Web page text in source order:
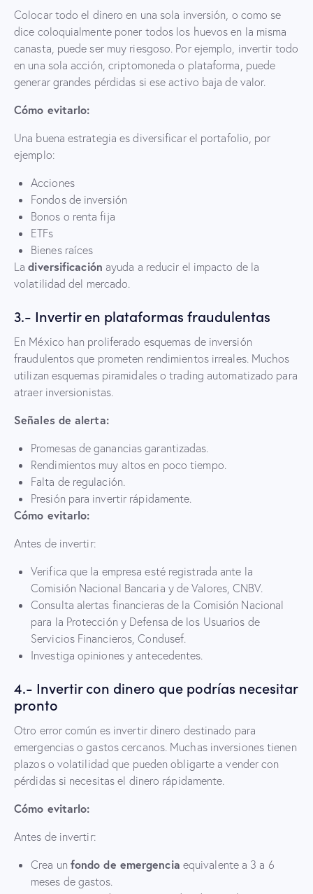
Colocar todo el dinero en una sola inversión, o como se
dice coloquialmente poner todos los huevos en la misma
canasta, puede ser muy riesgoso. Por ejemplo, invertir todo
en una sola acción, criptomoneda o plataforma, puede
generar grandes pérdidas si ese activo baja de valor.
Cómo evitarlo:
Una buena estrategia es diversificar el portafolio, por
ejemplo:
Acciones
Fondos de inversión
Bonos o renta fija
ETFs
Bienes raíces
Ladiversificación ayuda a reducir el impacto de la
volatilidad del mercado.
3.- Invertir en plataformas fraudulentas
En México han proliferado esquemas de inversión
fraudulentos que prometen rendimientos irreales. Muchos
utilizan esquemas piramidales o trading automatizado para
atraer inversionistas.
Señales de alerta:
Promesas de ganancias garantizadas.
Rendimientos muy altos en poco tiempo.
Falta de regulación.
Presión para invertir rápidamente.
Cómo evitarlo:
Antes de invertir:
Verifica que la empresa esté registrada ante la
Comisión Nacional Bancaria y de Valores, CNBV.
Consulta alertas financieras de la Comisión Nacional
para la Protección y Defensa de los Usuarios de
Servicios Financieros, Condusef.
Investiga opiniones y antecedentes.
4.- Invertir con dinero que podrías necesitar
pronto
Otro error común es invertir dinero destinado para
emergencias o gastos cercanos. Muchas inversiones tienen
plazos o volatilidad que pueden obligarte a vender con
pérdidas si necesitas el dinero rápidamente.
Cómo evitarlo:
Antes de invertir:
Crea un fondo de emergencia equivalente a 3 a 6
meses de gastos.